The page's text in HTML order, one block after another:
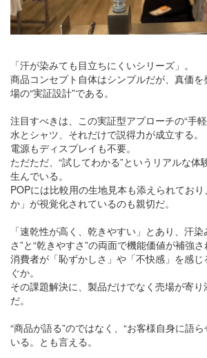
「汗が染みても目立ちにくいシリーズ」。
商品コンセプト自体はシンプルだが、真価
場の“実証設計”である。
注目すべきは、この実証型アプローチの“手軽
水とシャツ、それだけで説得力が成立する。
電源もディスプレイも不要。
ただただ、“試してわかる”というリアルな体
生んでいる。
POPには比較用の生地見本も添えられてお
か」が視覚化されているのも親切だ。
「速乾性が高く、乾きやすい」とあり、汗染
さ”と“乾きやすさ”の両面で機能価値が補強さ
消費者が「恥ずかしさ」や「不快感」を感
ぐか。
その課題解決に、製品だけでなく売場が寄
だ。
“商品が語る”のではなく、“お客様自身に語
いる。とも言える。